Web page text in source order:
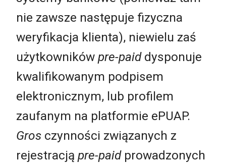
nie zawsze następuje fizyczna
weryfikacja klienta), niewielu zaś
użytkowników pre-paiddysponuje
kwalifikowanym podpisem
elektronicznym, lub profilem
zaufanym na platformie ePUAP.
Gros czynności związanych z
rejestracją pre-paidprowadzonych